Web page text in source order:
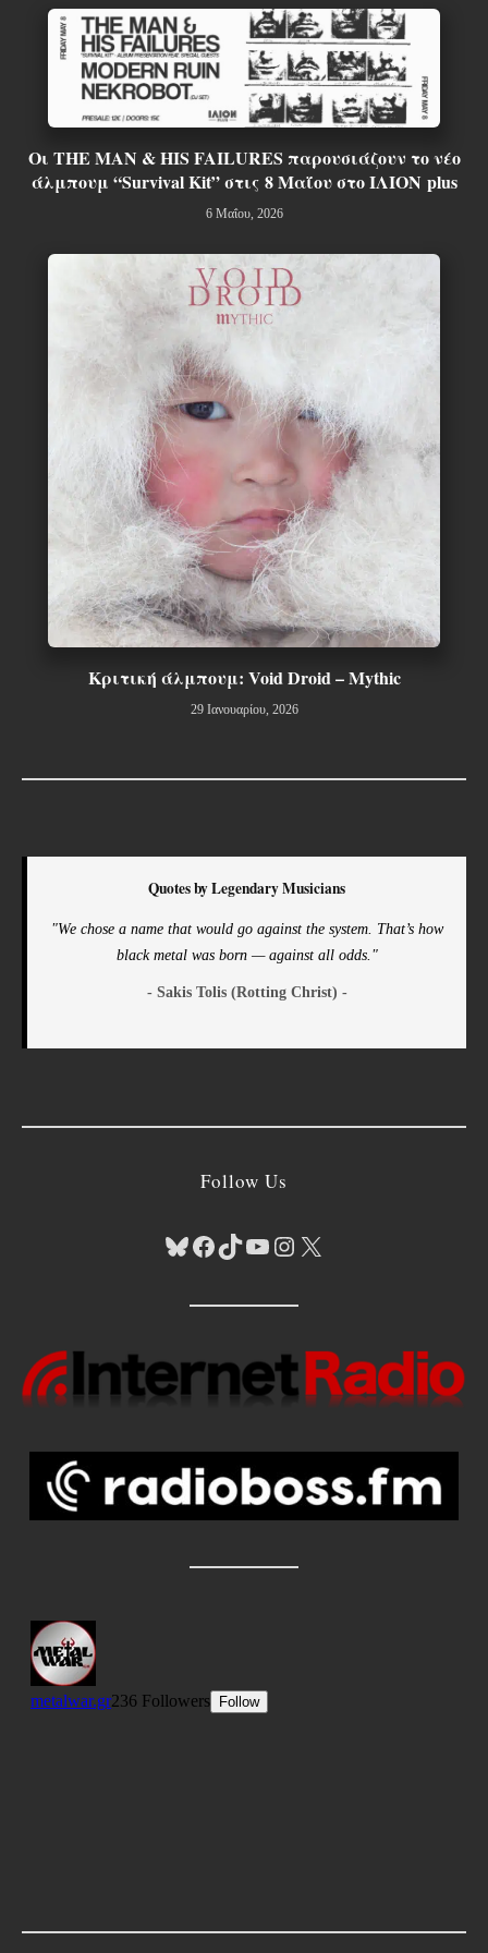
Οι THE MAN & HIS FAILURES παρουσιάζουν το νέο
άλμπουμ “Survival Kit” στις 8 Μαΐου στο ΙΛΙΟΝ plus
6 Μαΐου, 2026
Κριτική άλμπουμ: Void Droid – Mythic
29 Ιανουαρίου, 2026
Quotes by Legendary Musicians
"We chose a name that would go against the system. That’s how
black metal was born — against all odds."
- Sakis Tolis (Rotting Christ) -
Follow Us